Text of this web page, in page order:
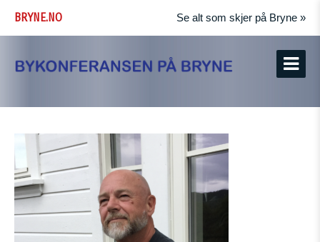
BRYNE.NO Se alt som skjer på Bryne »